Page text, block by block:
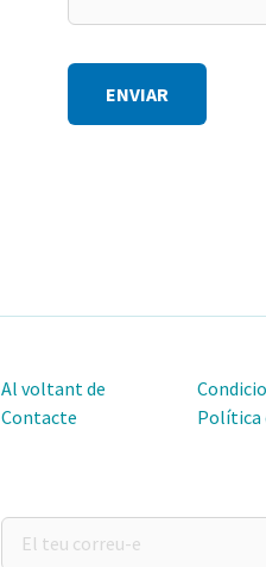
Al voltant de
Contacte
Política
El
teu